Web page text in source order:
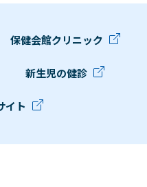
保健会館クリニック
新生児の健診
イト